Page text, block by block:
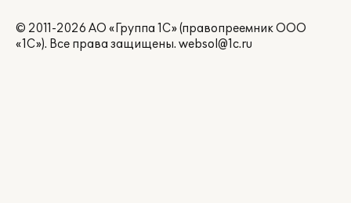
© 2011-2026 АО «Группа 1С» (правопреемник ООО
«1С»). Все права защищены. websol@1c.ru